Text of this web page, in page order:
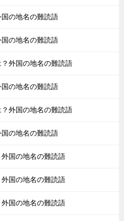
国の地名の難読語
国の地名の難読語
？外国の地名の難読語
国の地名の難読語
？外国の地名の難読語
国の地名の難読語
外国の地名の難読語
外国の地名の難読語
外国の地名の難読語